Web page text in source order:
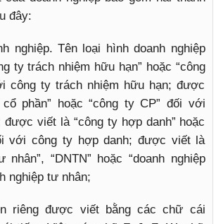
đây:
nghiệp. Tên loại hình doanh nghiệp
ty trách nhiệm hữu hạn” hoặc “công
công ty trách nhiệm hữu hạn; được
phần” hoặc “công ty CP” đối với
viết là “công ty hợp danh” hoặc
với công ty hợp danh; được viết là
nhân”, “DNTN” hoặc “doanh nghiệp
nghiệp tư nhân;
riêng được viết bằng các chữ cái